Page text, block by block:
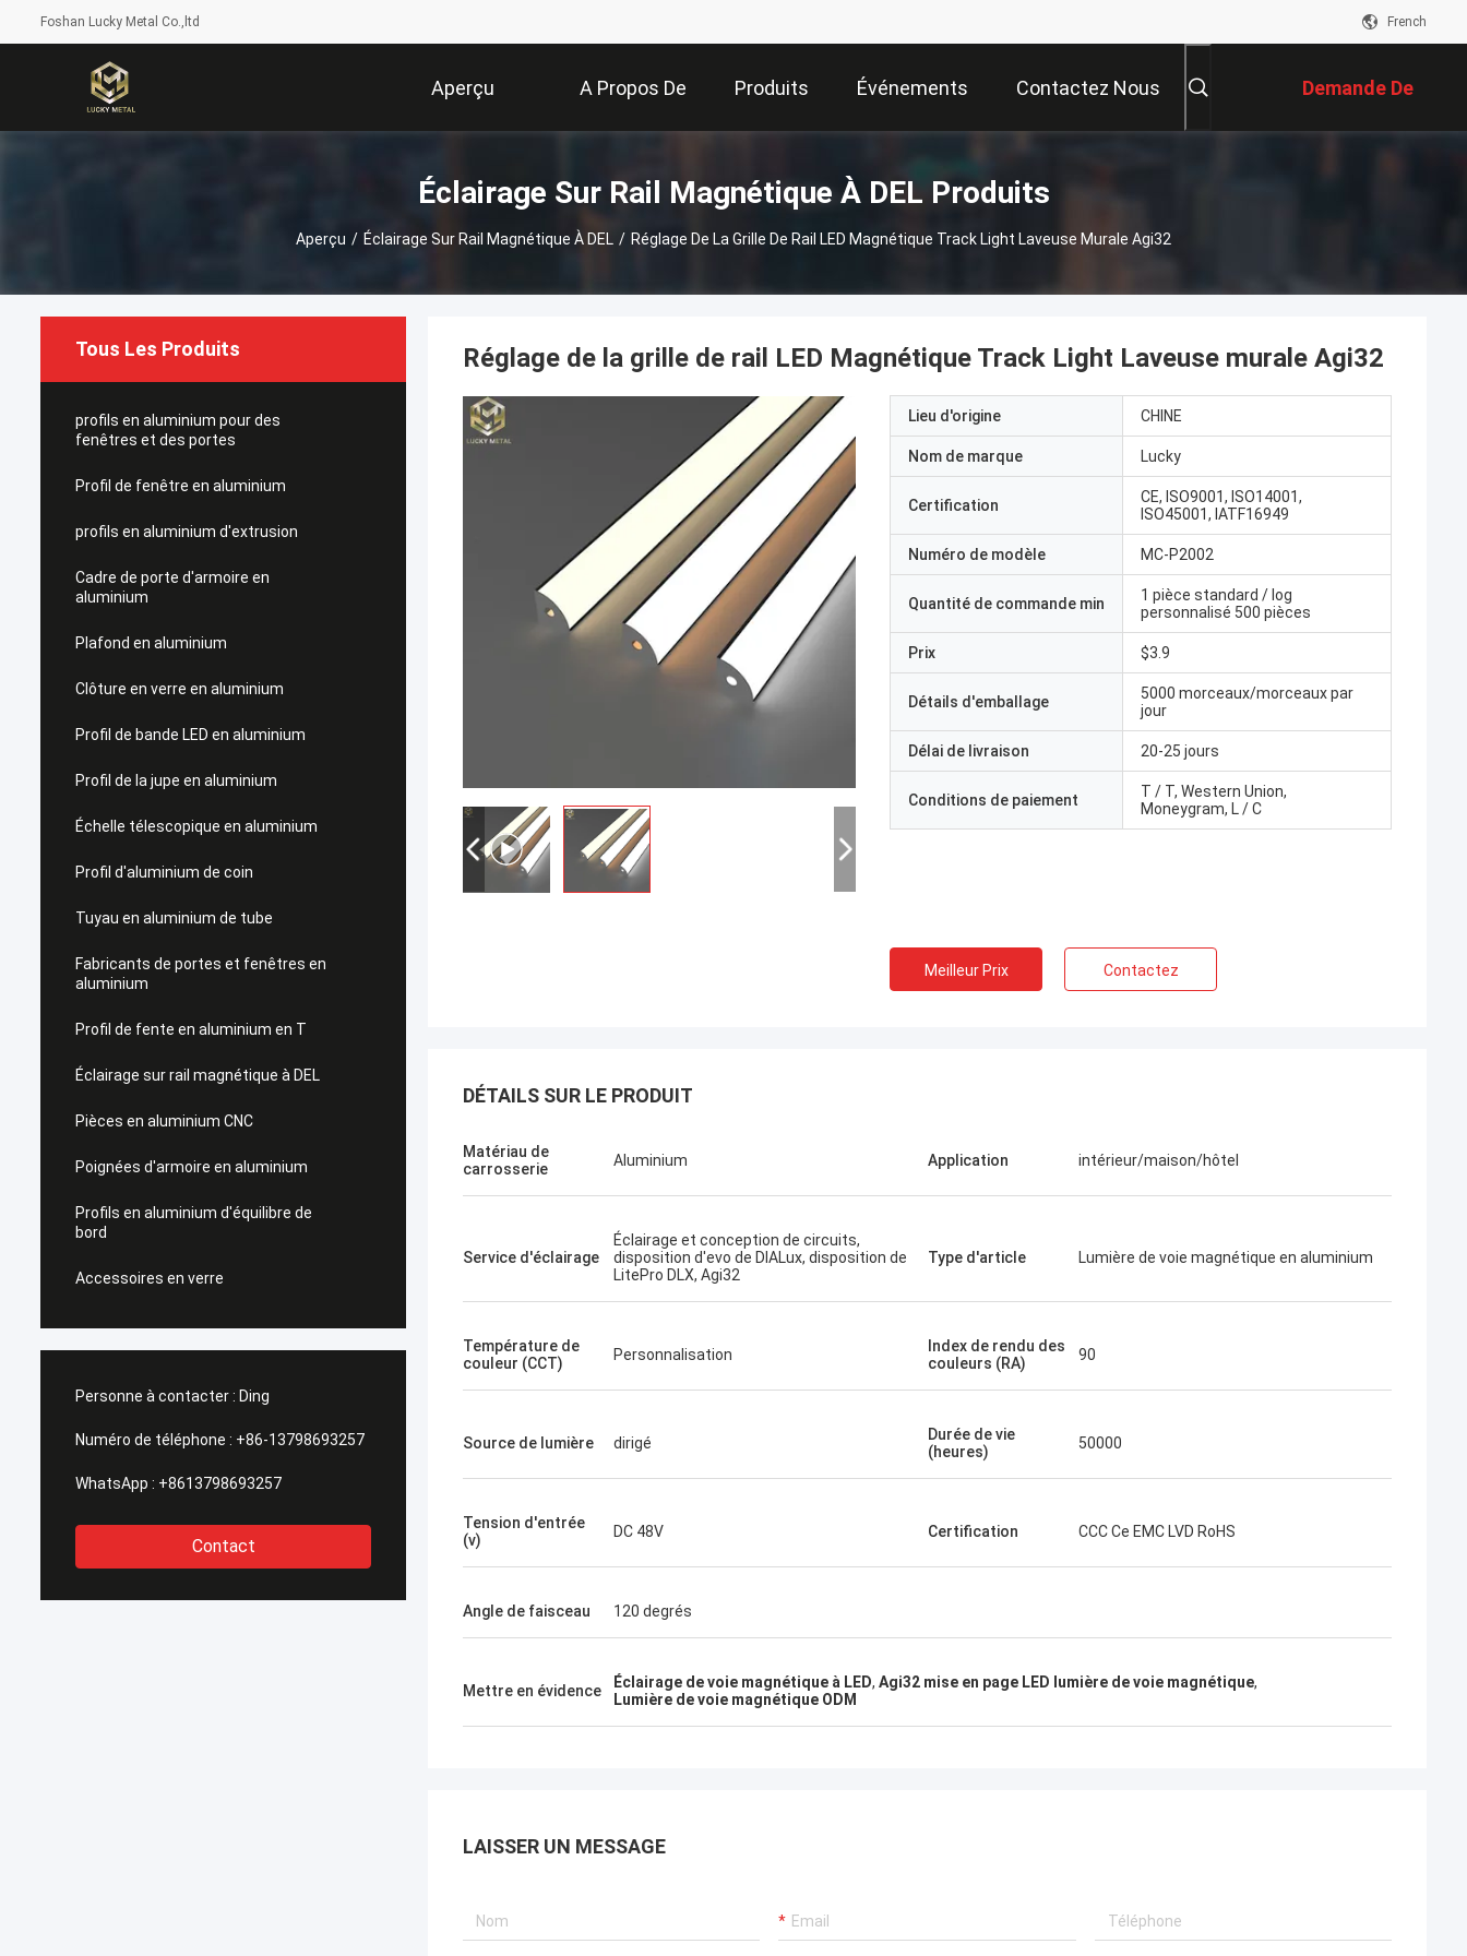
Foshan Lucky Metal Co.,ltd French
Aperçu A Propos De
Nous
Produits Événements Contactez Nous Demande De
Soumission
Éclairage Sur Rail Magnétique À DEL Produits
Aperçu / Éclairage Sur Rail Magnétique À DEL / Réglage De La Grille De Rail LED Magnétique Track Light Laveuse Murale Agi32
Tous Les Produits
profils en aluminium pour des
fenêtres et des portes
Profil de fenêtre en aluminium
profils en aluminium d'extrusion
Cadre de porte d'armoire en
aluminium
Plafond en aluminium
Clôture en verre en aluminium
Profil de bande LED en aluminium
Profil de la jupe en aluminium
Échelle télescopique en aluminium
Profil d'aluminium de coin
Tuyau en aluminium de tube
Fabricants de portes et fenêtres en
aluminium
Profil de fente en aluminium en T
Éclairage sur rail magnétique à DEL
Pièces en aluminium CNC
Poignées d'armoire en aluminium
Profils en aluminium d'équilibre de
bord
Accessoires en verre
Personne à contacter : Ding
Numéro de téléphone : +86-13798693257
WhatsApp : +8613798693257
Contact
Réglage de la grille de rail LED Magnétique Track Light Laveuse murale Agi32
Lieu d'origine CHINE
Nom de marque Lucky
Certification
CE, ISO9001, ISO14001,
ISO45001, IATF16949
Numéro de modèle MC-P2002
Quantité de commande min
1 pièce standard / log
personnalisé 500 pièces
Prix $3.9
Détails d'emballage
5000 morceaux/morceaux par
jour
Délai de livraison 20-25 jours
Conditions de paiement
T / T, Western Union,
Moneygram, L / C
Meilleur Prix Contactez
DÉTAILS SUR LE PRODUIT
Matériau de
carrosserie
Aluminium Application intérieur/maison/hôtel
Service d'éclairage
Éclairage et conception de circuits,
disposition d'evo de DIALux, disposition de
LitePro DLX, Agi32
Type d'article Lumière de voie magnétique en aluminium
Température de
couleur (CCT)
Personnalisation
Index de rendu des
couleurs (RA)
90
Source de lumière dirigé
Durée de vie
(heures)
50000
Tension d'entrée
(v)
DC 48V Certification CCC Ce EMC LVD RoHS
Angle de faisceau 120 degrés
Mettre en évidence Éclairage de voie magnétique à LED, Agi32 mise en page LED lumière de voie magnétique,
Lumière de voie magnétique ODM
LAISSER UN MESSAGE